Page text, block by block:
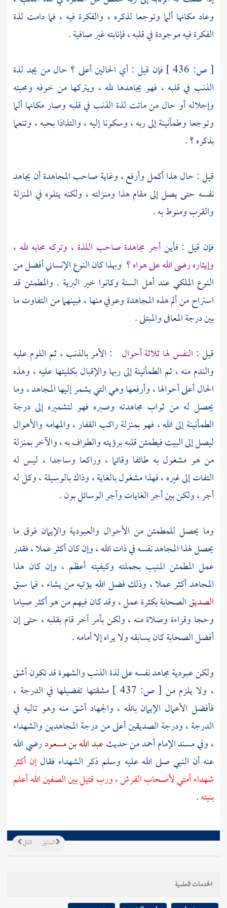
وعاد مكانها ألما وتوجعا لذكره ، والفكرة فيه ، فما دامت لذة
الفكرة فيه موجودة في قلبه ، فإنابته غير صافية .
[ص:
فإن قيل : أي الحالين أعلى ؟ حال من يجد لذة
الذنب في قلبه ، فهو يجاهدها لله ، ويتركها من خوفه ومحبته
وإجلاله أو حال من ماتت لذة الذنب في قلبه وصار مكانها ألما
وتوجعا وطمأنينة إلى ربه ، وسكونا إليه ، والتذاذا بحبه ، وتنعما
بذكره ؟ .
قيل : حال هذا أكمل وأرفع ، وغاية صاحب المجاهدة أن يجاهد
نفسه حتى يصل إلى مقام هذا ومنزلته ، ولكنه يتلوه في المنزلة
والقرب ومنوط به .
فإن قيل : فأينأجر مجاهدة صاحب اللذة ، وتركه محابه لله ،
وإيثاره رضى الله على هواه ؟ وبهذا كان النوع الإنساني أفضل من
النوع الملكي عندأهل السنة وكانوا خير البرية . والمطمئن قد
استراح من ألم هذه المجاهدة وعوفي منها ، فبينهما من التفاوت ما
بين درجة المعافى والمبتلى .
قيل : النفس لها ثلاثة أحوال : الأمر بالذنب ، ثم اللوم عليه
والندم منه ، ثم الطمأنينة إلى ربها والإقبال بكليتها عليه ، وهذه
الحال أعلى أحوالها ، وأرفعها وهي التي يشمر إليها المجاهد ، وما
يحصل له من ثواب مجاهدته وصبره فهو لتشميره إلى درجة
الطمأنينة إلى الله ، فهو بمنزلة راكب القفار ، والمهامه والأهوال
ليصل إلى البيت فيطمئن قلبه برؤيته والطواف به ، والآخر بمنزلة
من هو مشغول به طائفا وقائما ، وراكعا وساجدا ، ليس له
التفات إلى غيره ، فهذا مشغول بالغاية ، وذاك بالوسيلة ، وكل له
أجر ، ولكن بين أجر الغايات وأجر الوسائل بون .
وما يحصل للمطمئن من الأحوال والعبودية والإيمان فوق ما
يحصل لهذا المجاهد نفسه في ذات الله ، وإن كان أكثر عملا ، فقدر
عمل المطمئن المنيب بجملته وكيفيته أعظم ، وإن كان هذا
المجاهد أكثر عملا ، وذلك فضل الله يؤتيه من يشاء ، فما سبق
الصديقالصحابة بكثرة عمل ، وقد كان فيهم من هو أكثر صياما
وحجا وقراءة وصلاة منه ، ولكن بأمر آخر قام بقلبه ، حتى إن
أفضل الصحابة كان يسابقه ولا يراه إلا أمامه .
ولكن عبودية مجاهد نفسه على لذة الذنب والشهوة قد تكون أشق
، ولا يلزم من [ ص:
مشقتها تفضيلها في الدرجة ،
فأفضل الأعمال الإيمان بالله ، والجهاد أشق منه وهو تاليه في
الدرجة ، ودرجة الصديقين أعلى من درجة المجاهدين والشهداء
، وفي مسند الإمامأحمدمن حديثعبد الله بن مسعودرضي الله
عنه أن النبي صلى الله عليه وسلم ذكر الشهداء فقالإن أكثر
شهداء أمتي لأصحاب الفرش ، ورب قتيل بين الصفين الله أعلم
بنيته.
التالي السابق
الخدمات العلمية